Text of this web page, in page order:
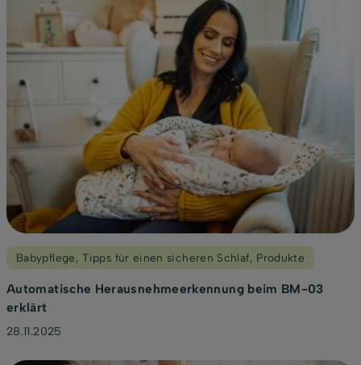
Babypflege, Tipps für einen sicheren Schlaf, Produkte
Automatische Herausnehmeerkennung beim BM-03
erklärt
28.11.2025